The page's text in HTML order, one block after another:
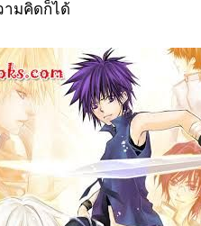
ามคิดก็ได้